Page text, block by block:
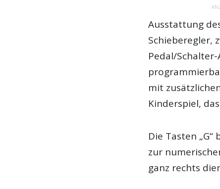
Ausstattung
Schieberegler,
Pedal/
mit
Kinderspiel,
Die Tasten
zur
ganz rechts